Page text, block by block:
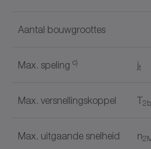
Aantal bouwgroottes
Max. speling c) jt
Max. versnellingskoppel T2b
Max. uitgaande snelheid n